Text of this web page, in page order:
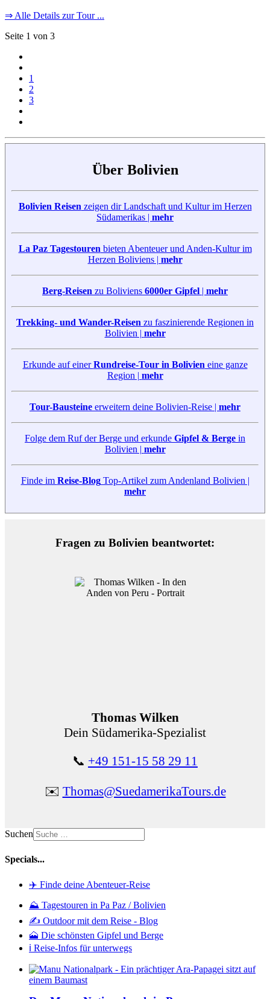
⇒ Alle Details zur Tour ...
Seite 1 von 3
1
2
3
Über Bolivien
Bolivien Reisen zeigen dir Landschaft und Kultur im Herzen
Südamerikas | mehr
La Paz Tagestouren bieten Abenteuer und Anden-Kultur im
Herzen Boliviens | mehr
Berg-Reisen zu Boliviens 6000er Gipfel | mehr
Trekking- und Wander-Reisen zu faszinierende Regionen in
Bolivien | mehr
Erkunde auf einerRundreise-Tour in Bolivien eine ganze
Region | mehr
Tour-Bausteine erweitern deine Bolivien-Reise | mehr
Folge dem Ruf der Berge und erkunde Gipfel & Berge in
Bolivien | mehr
Finde im Reise-BlogTop-Artikel zum Andenland Bolivien |
mehr
Fragen zu Bolivien beantwortet:
Thomas Wilken
Dein Südamerika-Spezialist
📞 +49 151-15 58 29 11
✉️ Thomas@SuedamerikaTours.de
Suchen
Specials...
✈️ Finde deine Abenteuer-Reise
⛰️ Tagestouren in Pa Paz / Bolivien
✍️ Outdoor mit dem Reise - Blog
🗻 Die schönsten Gipfel und Berge
ℹ️ Reise-Infos für unterwegs